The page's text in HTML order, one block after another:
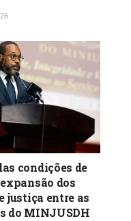
condições de
dos
justiça entre as
do MINJUSDH